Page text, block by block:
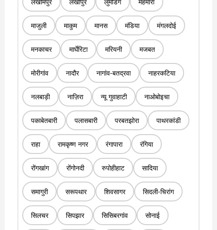
माजुली माकुम मानस मंडिया मंगलदोई
मनकाचर मार्घेरिटा मरियनी मजबत
मोरीगांव नादौर नागांव-बतद्रवा नाहरकटिया
नलबाड़ी नाज़िरा न्यू गुवाहाटी नाओबोइचा
पकाबेतबारी पलासबारी परबतझोरा पाथरकांडी
राहा रामकृष्ण नगर रंगापारा रंगिया
रोंगखांग रोंगोनदी रुपोहीहाट सादिया
समागुरी सरूपथार शिवसागर सिदली-चिरांग
सिलचर सिपझार सिसिबरगांव सोनाई